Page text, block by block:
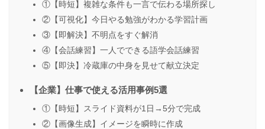
参照元 引用・参照内容の例
総務省・経済産業省
AI事業者ガイドライ
各AI開発企業
（OpenAI等）
利用規約・セキュリ
①【時短】複雑な条件も一言で伝わる場所探し
②【可視化】今日やる勉強がわかる学習計画
③【即解決】不明点をすぐ解消
④【会話練習】一人でできる語学会話練習
⑤【即決】冷蔵庫の中身を見せて献立決定
【企業】仕事で使える活用事例5選
①【時短】スライド資料が1日→5分で完成
②【画像生成】イメージを瞬時に作成